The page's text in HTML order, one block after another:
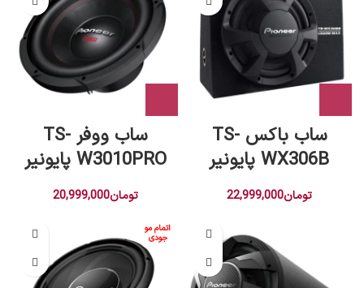
ساب باکس TS-
WX306B پایونیر
تومان22,999,000
ساب ووفر TS-
W3010PRO پایونیر
تومان20,999,000
اتمام مو
جودی